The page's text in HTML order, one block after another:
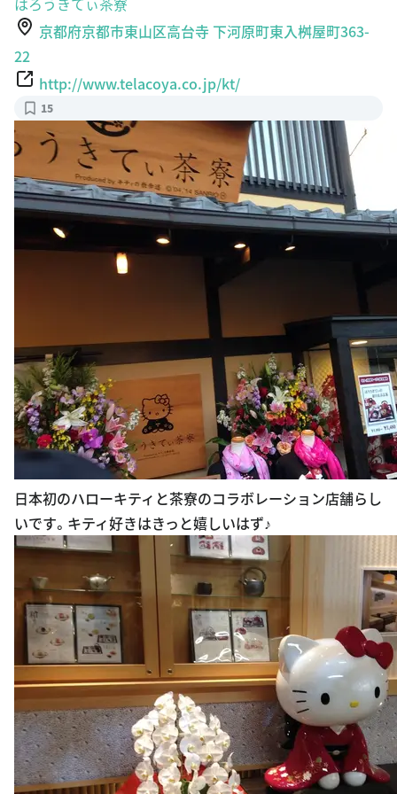
京都府京都市東山区高台寺 下河原町東入桝屋町363-
22
15
日本初のハローキティと茶寮のコラボレーション店舗らし
いです。キティ好きはきっと嬉しいはず♪